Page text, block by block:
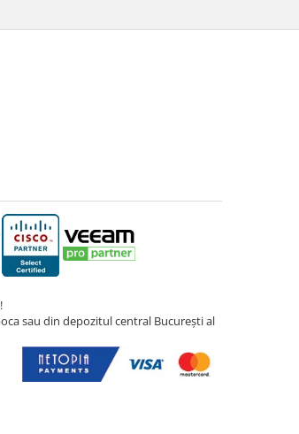
sau din depozitul central București al